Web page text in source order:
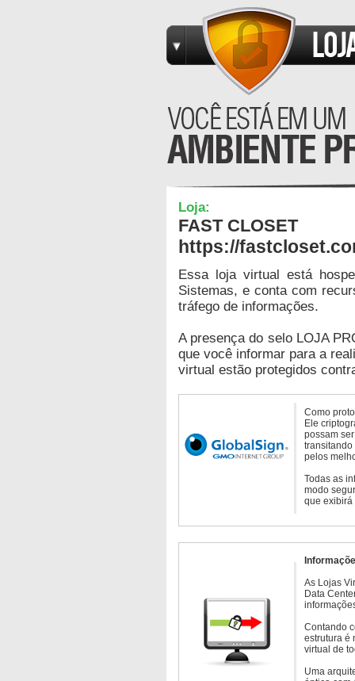
Loja:
FAST CLOSET
https://
Essa loja virtual está
Sistemas, e conta com
tráfego de informações.
A presença do selo LOJA
que você informar para a
virtual estão protegidos
Como
Ele
possam
transitando
pelos
Todas as
modo
que exibirá
As Lojas
Data
Contando
estrutura é
virtual de
Uma